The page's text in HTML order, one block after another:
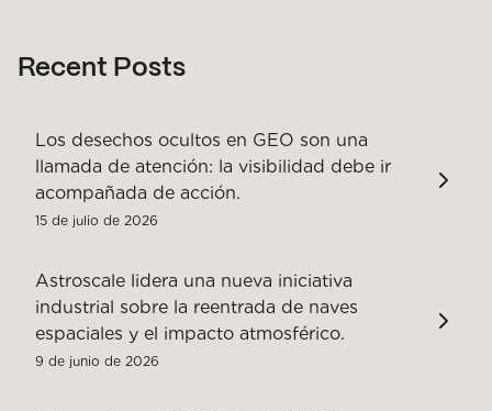
Recent Posts
Los desechos ocultos en GEO son una
llamada de atención: la visibilidad debe ir
acompañada de acción.
15 de julio de 2026
Astroscale lidera una nueva iniciativa
industrial sobre la reentrada de naves
espaciales y el impacto atmosférico.
9 de junio de 2026